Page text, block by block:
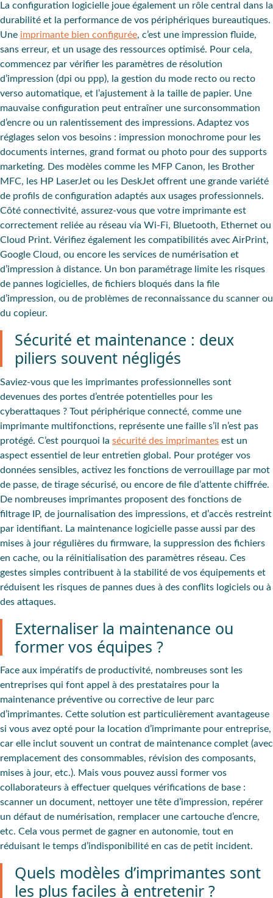
La configuration logicielle joue également un rôle central dans la
durabilité et la performance de vos périphériques bureautiques.
Une imprimante bien configurée, c’est une impression fluide,
sans erreur, et un usage des ressources optimisé. Pour cela,
commencez par vérifier les paramètres de résolution
d’impression (dpi ou ppp), la gestion du mode recto ou recto
verso automatique, et l’ajustement à la taille de papier. Une
mauvaise configuration peut entraîner une surconsommation
d’encre ou un ralentissement des impressions. Adaptez vos
réglages selon vos besoins : impression monochrome pour les
documents internes, grand format ou photo pour des supports
marketing. Des modèles comme les MFP Canon, les Brother
MFC, les HP LaserJet ou les DeskJet offrent une grande variété
de profils de configuration adaptés aux usages professionnels.
Côté connectivité, assurez-vous que votre imprimante est
correctement reliée au réseau via Wi-Fi, Bluetooth, Ethernet ou
Cloud Print. Vérifiez également les compatibilités avec AirPrint,
Google Cloud, ou encore les services de numérisation et
d’impression à distance. Un bon paramétrage limite les risques
de pannes logicielles, de fichiers bloqués dans la file
d’impression, ou de problèmes de reconnaissance du scanner ou
du copieur.
Sécurité et maintenance : deux
piliers souvent négligés
Saviez-vous que les imprimantes professionnelles sont
devenues des portes d’entrée potentielles pour les
cyberattaques ? Tout périphérique connecté, comme une
imprimante multifonctions, représente une faille s’il n’est pas
protégé. C’est pourquoi la sécurité des imprimantes est un
aspect essentiel de leur entretien global. Pour protéger vos
données sensibles, activez les fonctions de verrouillage par mot
de passe, de tirage sécurisé, ou encore de file d’attente chiffrée.
De nombreuses imprimantes proposent des fonctions de
filtrage IP, de journalisation des impressions, et d’accès restreint
par identifiant. La maintenance logicielle passe aussi par des
mises à jour régulières du firmware, la suppression des fichiers
en cache, ou la réinitialisation des paramètres réseau. Ces
gestes simples contribuent à la stabilité de vos équipements et
réduisent les risques de pannes dues à des conflits logiciels ou à
des attaques.
Externaliser la maintenance ou
former vos équipes ?
Face aux impératifs de productivité, nombreuses sont les
entreprises qui font appel à des prestataires pour la
maintenance préventive ou corrective de leur parc
d’imprimantes. Cette solution est particulièrement avantageuse
si vous avez opté pour la location d’imprimante pour entreprise,
car elle inclut souvent un contrat de maintenance complet (avec
remplacement des consommables, révision des composants,
mises à jour, etc.). Mais vous pouvez aussi former vos
collaborateurs à effectuer quelques vérifications de base :
scanner un document, nettoyer une tête d’impression, repérer
un défaut de numérisation, remplacer une cartouche d’encre,
etc. Cela vous permet de gagner en autonomie, tout en
réduisant le temps d’indisponibilité en cas de petit incident.
Quels modèles d’imprimantes sont
les plus faciles à entretenir ?